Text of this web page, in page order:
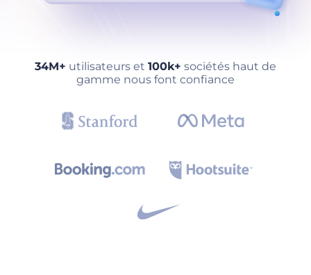
34M+ utilisateurs et 100k+ sociétés haut de
gamme nous font confiance